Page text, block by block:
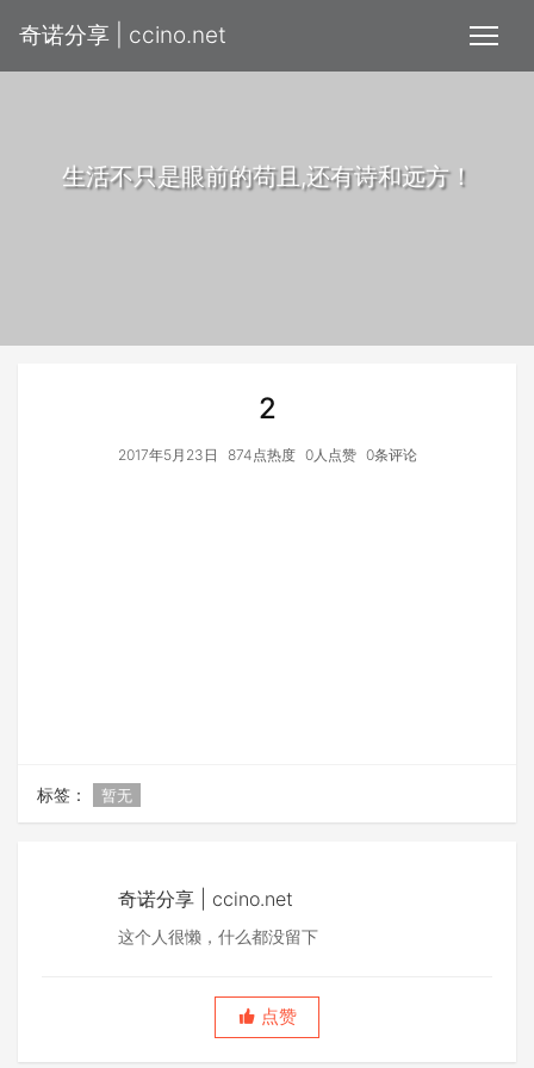
奇诺分享 | ccino.net
生活不只是眼前的苟且,还有诗和远方！
2
2017年5月23日 874点热度 0人点赞 0条评论
标签： 暂无
奇诺分享 | ccino.net
这个人很懒，什么都没留下
点赞